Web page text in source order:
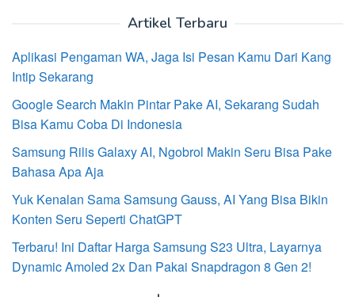
Artikel Terbaru
Aplikasi Pengaman WA, Jaga Isi Pesan Kamu Dari Kang
Intip Sekarang
Google Search Makin Pintar Pake AI, Sekarang Sudah
Bisa Kamu Coba Di Indonesia
Samsung Rilis Galaxy AI, Ngobrol Makin Seru Bisa Pake
Bahasa Apa Aja
Yuk Kenalan Sama Samsung Gauss, AI Yang Bisa Bikin
Konten Seru Seperti ChatGPT
Terbaru! Ini Daftar Harga Samsung S23 Ultra, Layarnya
Dynamic Amoled 2x Dan Pakai Snapdragon 8 Gen 2!